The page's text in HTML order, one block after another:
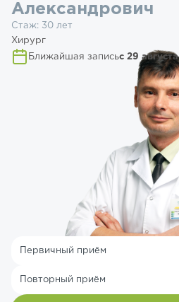
Александрович
Стаж: 30 лет
Хирург
Ближайшая записьс 29 августа
Первичный приём
Повторный приём